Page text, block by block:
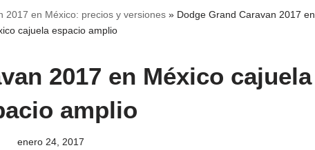
2017 en México: precios y versiones » Dodge Grand Caravan 2017 en
cajuela espacio amplio
2017 en México cajuela
amplio
enero 24, 2017